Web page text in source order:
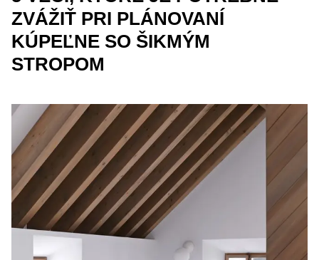
ZVÁŽIŤ PRI PLÁNOVANÍ
KÚPEĽNE SO ŠIKMÝM
STROPOM